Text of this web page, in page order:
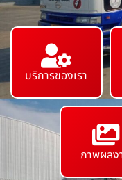
บริการของเรา
ภาพผลง